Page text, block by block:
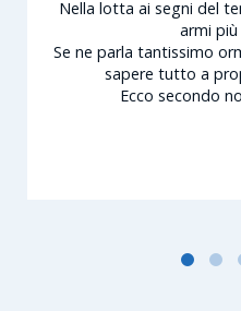
Nella lotta ai segni del
armi
Se ne parla tantissimo
sapere tutto a
Ecco secondo